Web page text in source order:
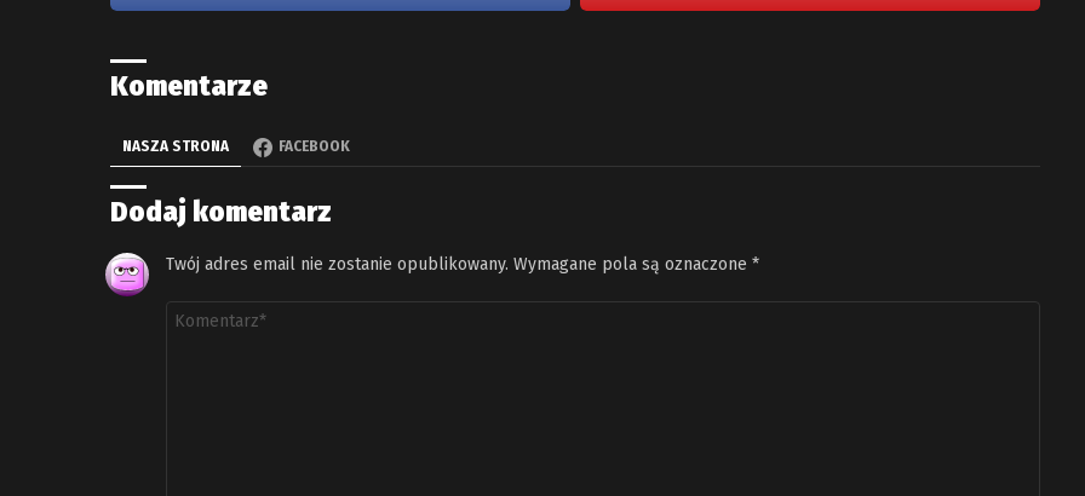
Komentarze
NASZA STRONA FACEBOOK
Dodaj komentarz
Twój adres email nie zostanie opublikowany. Wymagane pola są oznaczone *
Komentarz